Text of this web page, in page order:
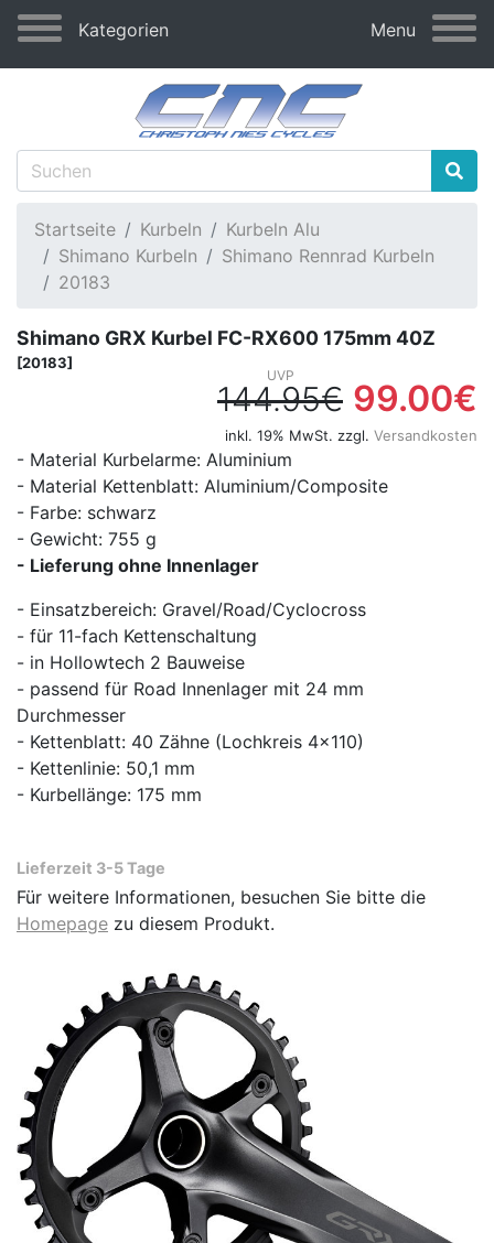
Kategorien Menu
Startseite Kurbeln
Kurbeln Alu
Shimano Kurbeln
Shimano Rennrad Kurbeln
20183
Shimano GRX Kurbel FC-RX600 175mm 40Z
[20183]
144.95€ 99.00€
inkl. 19% MwSt. zzgl. Versandkosten
- Material Kurbelarme: Aluminium
- Material Kettenblatt: Aluminium/Composite
- Farbe: schwarz
- Gewicht: 755 g
- Lieferung ohne Innenlager
- Einsatzbereich: Gravel/Road/Cyclocross
- für 11-fach Kettenschaltung
- in Hollowtech 2 Bauweise
- passend für Road Innenlager mit 24 mm
Durchmesser
- Kettenblatt: 40 Zähne (Lochkreis 4x110)
- Kettenlinie: 50,1 mm
- Kurbellänge: 175 mm
Lieferzeit 3-5 Tage
Für weitere Informationen, besuchen Sie bitte die
Homepage zu diesem Produkt.